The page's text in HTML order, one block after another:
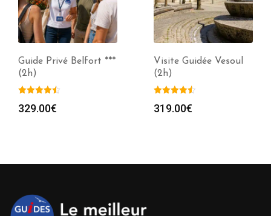
Guide Privé Belfort ***
(2h)
329.00€
Visite Guidée Vesoul
(2h)
319.00€